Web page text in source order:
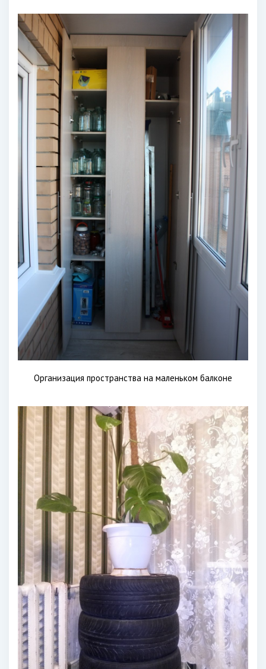
Организация пространства на маленьком балконе